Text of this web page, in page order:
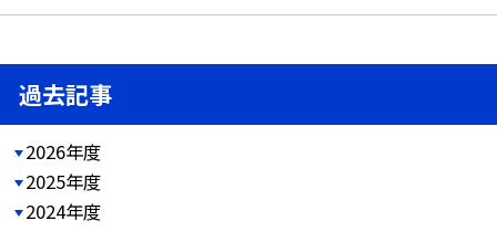
過去記事
2026年度
2025年度
2024年度